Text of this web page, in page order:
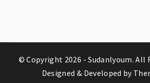
© Copyright 2026 -Sudanlyoum. All
Designed & Developed by